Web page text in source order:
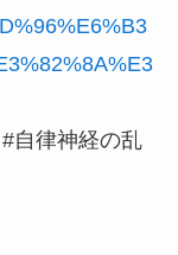
自律神経の乱